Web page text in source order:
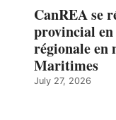
CanREA se
provincial
régionale en
Maritimes
July 27, 2026